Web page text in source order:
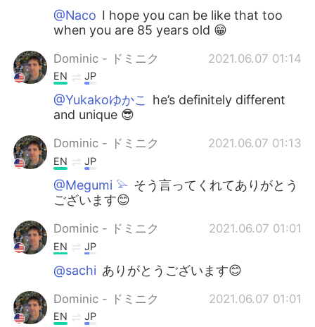
@Naco I hope you can be like that too
when you are 85 years old 😁
Dominic - ドミニク 2021.06.07 01:14
EN JP
@Yukakoゆかこ he’s definitely different
and unique 😎
Dominic - ドミニク 2021.06.07 01:13
EN JP
@Megumi 𓅫 そう言ってくれてありがとう
ございます😊
Dominic - ドミニク 2021.06.07 01:01
EN JP
@sachi ありがとうございます😊
Dominic - ドミニク 2021.06.07 01:01
EN JP